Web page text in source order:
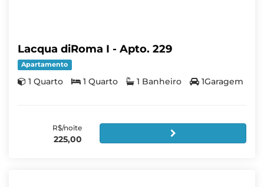
Lacqua diRoma I - Apto. 229
Apartamento
1 Quarto 1 Quarto 1 Banheiro 1Garagem
R$/noite
225,00